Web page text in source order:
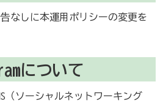
なしに本運用ポリシーの変更を
について
（ソーシャルネットワーキング